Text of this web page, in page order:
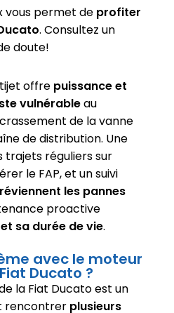
vous permet de profiter
. Consultez un
doute!
offre puissance et
vulnérableau
de la vanne
de distribution. Une
trajets réguliers sur
le FAP, et un suivi
les pannes
proactive
sa durée de vie.
avec le moteur
Ducato ?
la Fiat Ducato est un
rencontrer plusieurs